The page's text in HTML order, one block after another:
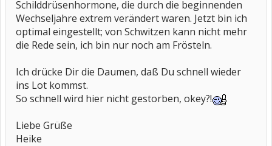
Schilddrüsenhormone, die durch die beginnenden
Wechseljahre extrem verändert waren. Jetzt bin ich
optimal eingestellt; von Schwitzen kann nicht mehr
die Rede sein, ich bin nur noch am Frösteln.
Ich drücke Dir die Daumen, daß Du schnell wieder
ins Lot kommst.
So schnell wird hier nicht gestorben, okey?!
Liebe Grüße
Heike